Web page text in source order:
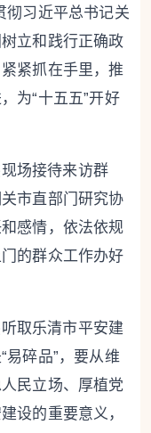
彻习近平总书记关
立和践行正确政
紧抓在手里，推
为“十五五”开好
场接待来访群
市直部门研究协
感情，依法依规
的群众工作办好
取乐清市平安建
易碎品”，要从维
民立场、厚植党
设的重要意义，